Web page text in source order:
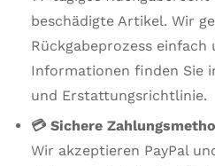
beschädigte Artikel. Wir
Rückgabeprozess
Informationen finden Sie
und Erstattungsrichtlinie.
💳 Sichere
Wir akzeptieren PayPal